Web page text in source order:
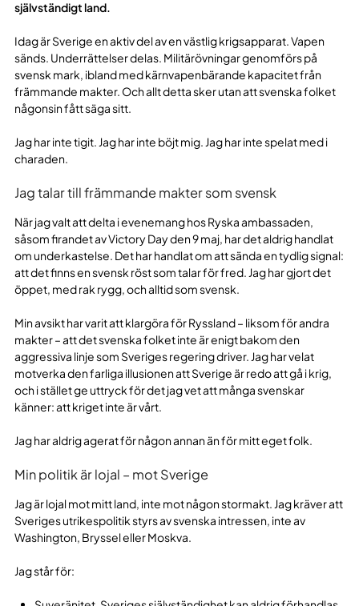
självständigt land.
Idag är Sverige en aktiv del av en västlig krigsapparat. Vapen
sänds. Underrättelser delas. Militärövningar genomförs på
svensk mark, ibland med kärnvapenbärande kapacitet från
främmande makter. Och allt detta sker utan att svenska folket
någonsin fått säga sitt.
Jag har inte tigit. Jag har inte böjt mig. Jag har inte spelat med i
charaden.
Jag talar till främmande makter som svensk
När jag valt att delta i evenemang hos Ryska ambassaden,
såsom firandet av Victory Day den 9 maj, har det aldrig handlat
om underkastelse. Det har handlat om att sända en tydlig signal:
att det finns en svensk röst som talar för fred. Jag har gjort det
öppet, med rak rygg, och alltid som svensk.
Min avsikt har varit att klargöra för Ryssland – liksom för andra
makter – att det svenska folket inte är enigt bakom den
aggressiva linje som Sveriges regering driver. Jag har velat
motverka den farliga illusionen att Sverige är redo att gå i krig,
och i stället ge uttryck för det jag vet att många svenskar
känner: att kriget inte är vårt.
Jag har aldrig agerat för någon annan än för mitt eget folk.
Min politik är lojal – mot Sverige
Jag är lojal mot mitt land, inte mot någon stormakt. Jag kräver att
Sveriges utrikespolitik styrs av svenska intressen, inte av
Washington, Bryssel eller Moskva.
Jag står för: